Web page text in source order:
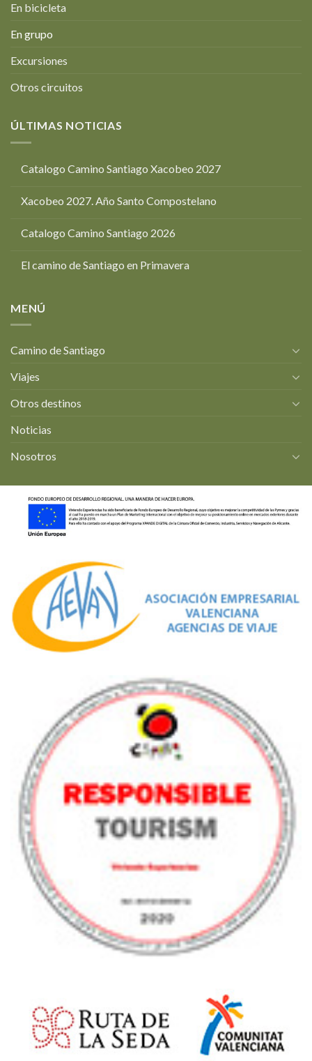
En bicicleta
En grupo
Excursiones
Otros circuitos
ÚLTIMAS NOTICIAS
Catalogo Camino Santiago Xacobeo 2027
Xacobeo 2027. Año Santo Compostelano
Catalogo Camino Santiago 2026
El camino de Santiago en Primavera
MENÚ
Camino de Santiago
Viajes
Otros destinos
Noticias
Nosotros